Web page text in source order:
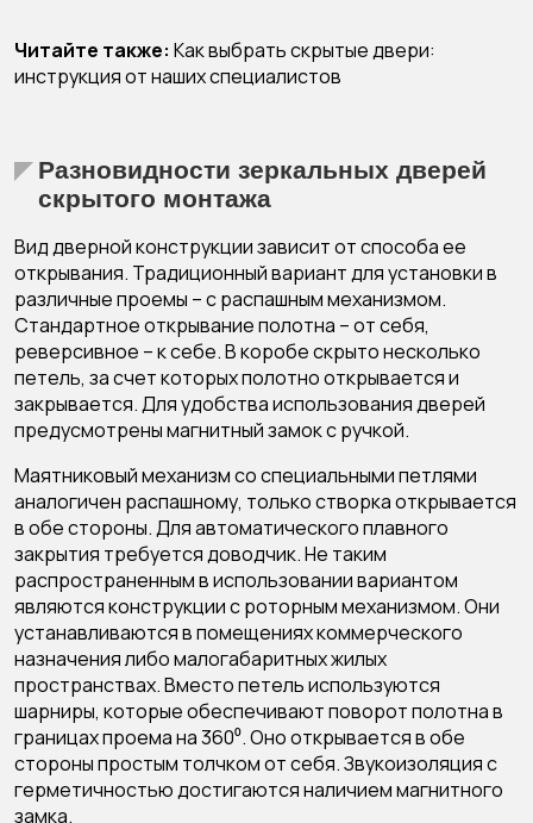
Читайте также: Как выбрать скрытые двери:
инструкция от наших специалистов
Разновидности зеркальных дверей
скрытого монтажа
Вид дверной конструкции зависит от способа ее
открывания. Традиционный вариант для установки в
различные проемы – с распашным механизмом.
Стандартное открывание полотна – от себя,
реверсивное – к себе. В коробе скрыто несколько
петель, за счет которых полотно открывается и
закрывается. Для удобства использования дверей
предусмотрены магнитный замок с ручкой.
Маятниковый механизм со специальными петлями
аналогичен распашному, только створка открывается
в обе стороны. Для автоматического плавного
закрытия требуется доводчик. Не таким
распространенным в использовании вариантом
являются конструкции с роторным механизмом. Они
устанавливаются в помещениях коммерческого
назначения либо малогабаритных жилых
пространствах. Вместо петель используются
шарниры, которые обеспечивают поворот полотна в
границах проема на 360⁰. Оно открывается в обе
стороны простым толчком от себя. Звукоизоляция с
герметичностью достигаются наличием магнитного
замка.